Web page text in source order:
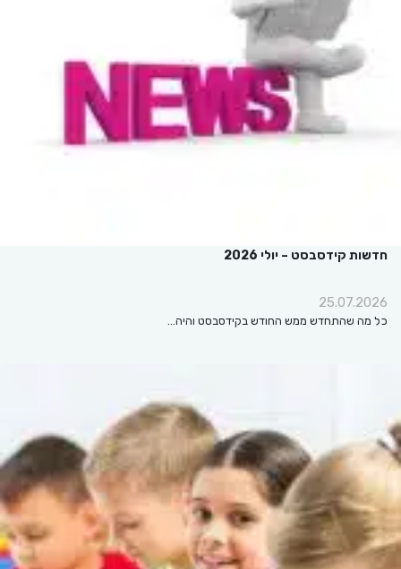
חדשות קידסבסט – יולי 2026
25.07.2026
כל מה שהתחדש ממש החודש בקידסבסט והיה…